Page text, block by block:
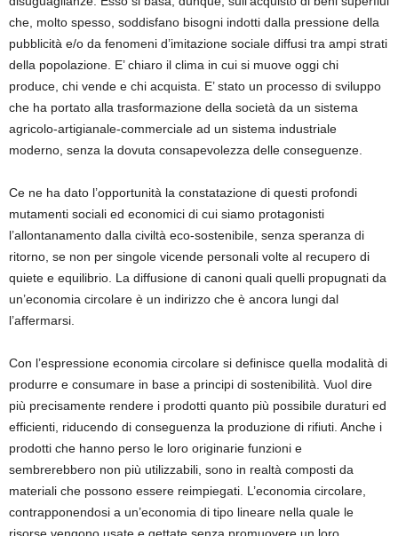
che, molto spesso, soddisfano bisogni indotti dalla pressione della
pubblicità e/o da fenomeni d’imitazione sociale diffusi tra ampi strati
della popolazione. E’chiaro il clima in cui si muove oggi chi
produce, chi vende e chi acquista. E’ stato un processo di sviluppo
che ha portato alla trasformazione della società da un sistema
agricolo-artigianale-commerciale ad un sistema industriale
moderno, senza la dovuta consapevolezza delle conseguenze.
Ce ne ha dato l’opportunità la constatazione di questi profondi
mutamenti sociali ed economici di cui siamo protagonisti
l’allontanamento dalla civiltà eco-sostenibile, senza speranza di
ritorno, se non per singole vicende personali volte al recupero di
quiete e equilibrio. La diffusione di canoni quali quelli propugnati da
un’economia circolare è un indirizzo che è ancora lungi dal
l’affermarsi.
Con l’espressione economia circolare si definisce quella modalità di
produrre e consumare in base a principi di sostenibilità. Vuol dire
più precisamente rendere i prodotti quanto più possibile duraturi ed
efficienti, riducendo di conseguenza la produzione di rifiuti. Anche i
prodotti che hanno perso le loro originarie funzioni e
sembrerebbero non più utilizzabili, sono in realtà composti da
materiali che possono essere reimpiegati. L’economia circolare,
contrapponendosi a un’economia di tipo lineare nella quale le